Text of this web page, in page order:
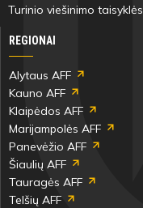
Turinio viešinimo taisyklės
REGIONAI
Alytaus AFF
Kauno AFF
Klaipėdos AFF
Marijampolės AFF
Panevėžio AFF
Šiaulių AFF
Tauragės AFF
Telšių AFF